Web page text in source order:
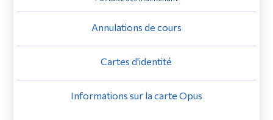
Annulations de cours
Cartes d'identité
Informations sur la carte Opus